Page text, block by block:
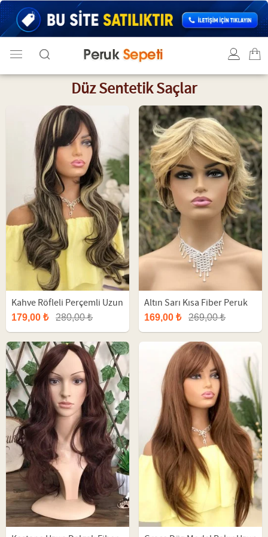
Düz Sentetik Saçlar
Kahve Röfleli Perçemli Uzun
Dalgalı Fiber Peruk
179,00 ₺ 280,00 ₺
Altın Sarı Kısa Fiber Peruk
169,00 ₺ 269,00 ₺